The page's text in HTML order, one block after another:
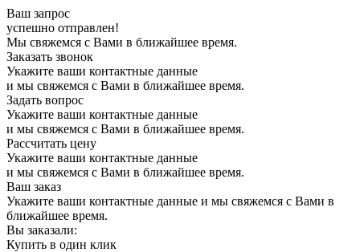
Ваш запрос
успешно отправлен!
Мы свяжемся с Вами в ближайшее время.
Заказать звонок
Укажите ваши контактные данные
и мы свяжемся с Вами в ближайшее время.
Задать вопрос
Укажите ваши контактные данные
и мы свяжемся с Вами в ближайшее время.
Рассчитать цену
Укажите ваши контактные данные
и мы свяжемся с Вами в ближайшее время.
Ваш заказ
Укажите ваши контактные данные и мы свяжемся с Вами в
ближайшее время.
Вы заказали:
Купить в один клик